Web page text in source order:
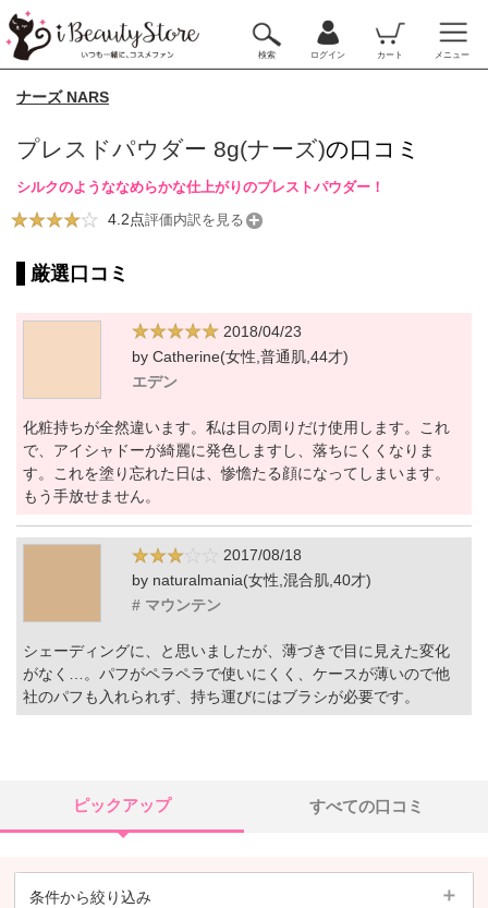
検索 ログイン カート メニュー
ナーズ NARS
プレスドパウダー 8g(ナーズ)の口コミ
シルクのようななめらかな仕上がりのプレストパウダー！
4.2点評価内訳を見る
厳選口コミ
2018/04/23
by Catherine(女性,普通肌,44才)
エデン
化粧持ちが全然違います。私は目の周りだけ使用します。これ
で、アイシャドーが綺麗に発色しますし、落ちにくくなりま
す。これを塗り忘れた日は、惨憺たる顔になってしまいます。
もう手放せません。
2017/08/18
by naturalmania(女性,混合肌,40才)
# マウンテン
シェーディングに、と思いましたが、薄づきで目に見えた変化
がなく…。パフがペラペラで使いにくく、ケースが薄いので他
社のパフも入れられず、持ち運びにはブラシが必要です。
ピックアップ すべての口コミ
条件から絞り込み